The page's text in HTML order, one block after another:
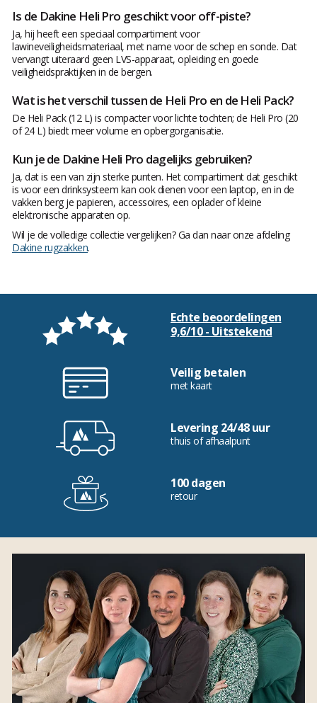
Is de Dakine Heli Pro geschikt voor off-piste?
Ja, hij heeft een speciaal compartiment voor
lawineveiligheidsmateriaal, met name voor de schep en sonde. Dat
vervangt uiteraard geen LVS-apparaat, opleiding en goede
veiligheidspraktijken in de bergen.
Wat is het verschil tussen de Heli Pro en de Heli Pack?
De Heli Pack (12 L) is compacter voor lichte tochten; de Heli Pro (20
of 24 L) biedt meer volume en opbergorganisatie.
Kun je de Dakine Heli Pro dagelijks gebruiken?
Ja, dat is een van zijn sterke punten. Het compartiment dat geschikt
is voor een drinksysteem kan ook dienen voor een laptop, en in de
vakken berg je papieren, accessoires, een oplader of kleine
elektronische apparaten op.
Wil je de volledige collectie vergelijken? Ga dan naar onze afdeling
Dakine rugzakken.
Echte beoordelingen
9,6/10 - Uitstekend
Veilig betalen
met kaart
Levering 24/48 uur
thuis of afhaalpunt
100 dagen
retour